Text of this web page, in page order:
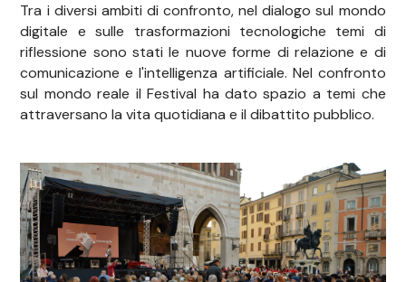
Tra i diversi ambiti di confronto, nel dialogo sul mondo
digitale e sulle trasformazioni tecnologiche temi di
riflessione sono stati le nuove forme di relazione e di
comunicazione e l'intelligenza artificiale. Nel confronto
sul mondo reale il Festival ha dato spazio a temi che
attraversano la vita quotidiana e il dibattito pubblico.